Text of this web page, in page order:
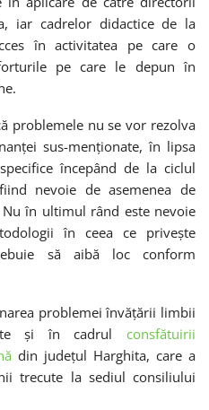
iar cadrelor didactice de la
în activitatea pe care o
pe care le depun în
problemele nu se vor rezolva
sus-menționate, în lipsa
începând de la ciclul
nevoie de asemenea de
în ultimul rând este nevoie
în ceea ce privește
să aibă loc conform
problemei învățării limbii
și în cadrul consfătuirii
din județul Harghita, care a
trecute la sediul consiliului